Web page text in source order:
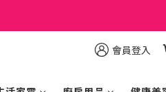
會員登入